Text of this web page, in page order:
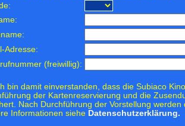
Adresse:
(freiwillig):
bin damit einverstanden, dass die Subiaco
der Kartenreservierung und die
Nach Durchführung der Vorstellung
Informationen siehe Datenschutzerklärung.